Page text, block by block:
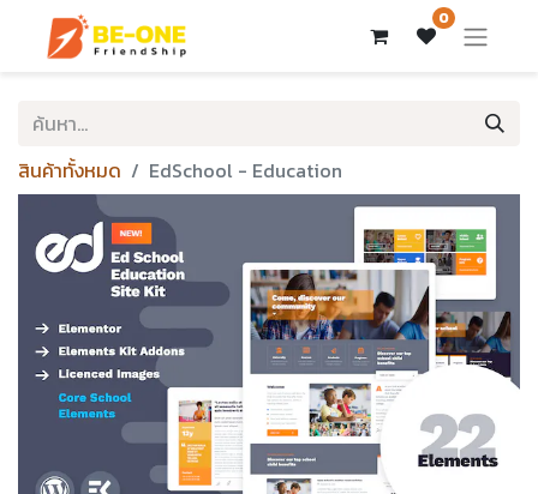
0
สินค้าทั้งหมด EdSchool - Education